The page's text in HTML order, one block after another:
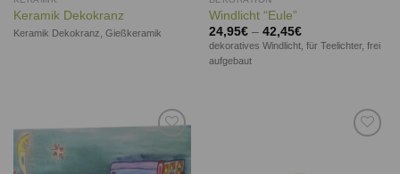
Keramik Dekokranz
Keramik Dekokranz, Gießkeramik
Windlicht “Eule”
24,95€– 42,45€
dekoratives Windlicht, für Teelichter, frei
aufgebaut
Wunschliste